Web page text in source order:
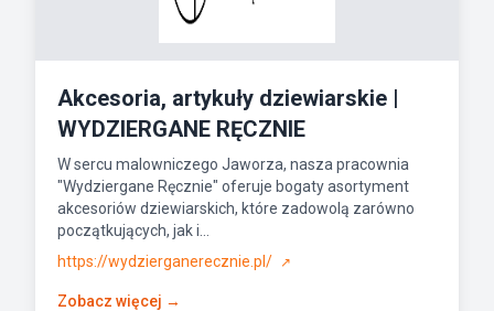
Akcesoria, artykuły dziewiarskie |
WYDZIERGANE RĘCZNIE
W sercu malowniczego Jaworza, nasza pracownia
"Wydziergane Ręcznie" oferuje bogaty asortyment
akcesoriów dziewiarskich, które zadowolą zarówno
początkujących, jak i...
https://wydzierganerecznie.pl/
↗
Zobacz więcej →